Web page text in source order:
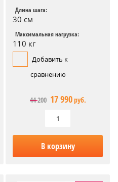
Длина шага:
30 см
Максимальная нагрузка:
110 кг
Добавить к
сравнению
44 200 17 990руб.
В корзину